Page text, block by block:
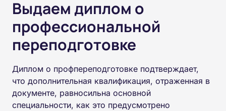
Выдаем диплом о
профессиональной
переподготовке
Диплом о профпереподготовке подтверждает,
что дополнительная квалификация, отраженная в
документе, равносильна основной
специальности, как это предусмотрено